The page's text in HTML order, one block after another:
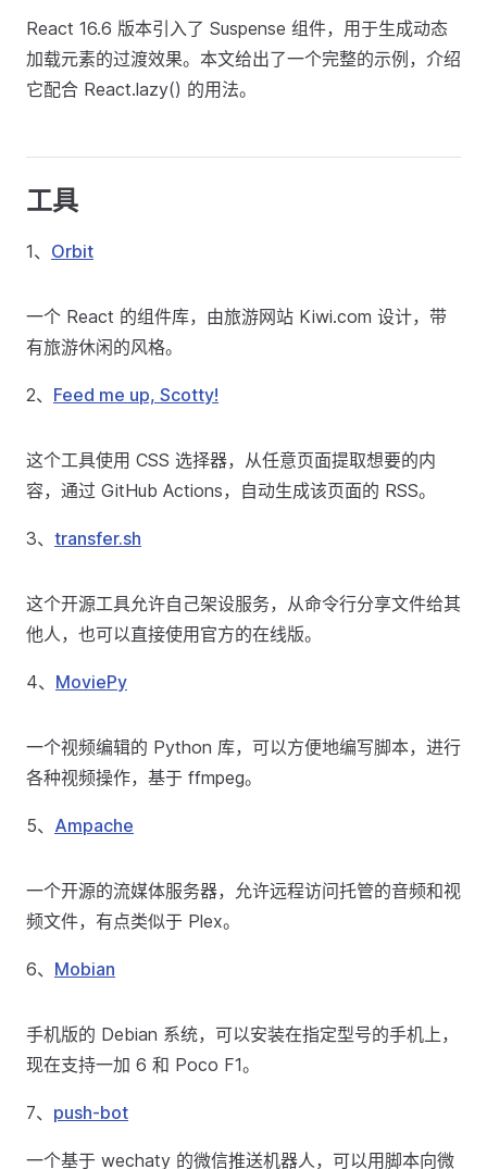
React 16.6 版本引入了 Suspense 组件，用于生成动态
加载元素的过渡效果。本文给出了一个完整的示例，介绍
它配合 React.lazy() 的用法。
工具
1、 Orbit
一个 React 的组件库，由旅游网站 Kiwi.com 设计，带
有旅游休闲的风格。
2、 Feed me up, Scotty!
这个工具使用 CSS 选择器，从任意页面提取想要的内
容，通过 GitHub Actions，自动生成该页面的 RSS。
3、 transfer.sh
这个开源工具允许自己架设服务，从命令行分享文件给其
他人，也可以直接使用官方的在线版。
4、 MoviePy
一个视频编辑的 Python 库，可以方便地编写脚本，进行
各种视频操作，基于 ffmpeg。
5、 Ampache
一个开源的流媒体服务器，允许远程访问托管的音频和视
频文件，有点类似于 Plex。
6、 Mobian
手机版的 Debian 系统，可以安装在指定型号的手机上，
现在支持一加 6 和 Poco F1。
7、 push-bot
一个基于 wechaty 的微信推送机器人，可以用脚本向微